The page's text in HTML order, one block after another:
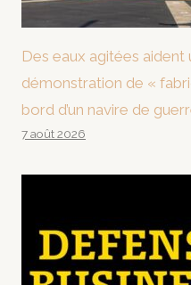
Des eaux agitées
démonstration de «
bord d’un navire de
7 août 2026